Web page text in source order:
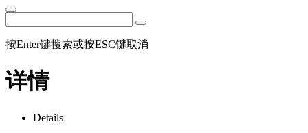
按Enter键搜索或按ESC键取消
详情
Details